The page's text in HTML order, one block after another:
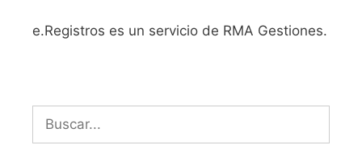
e.Registros es un servicio de RMA Gestiones.
Buscar: